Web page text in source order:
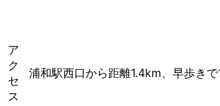
ア
ク
セ
ス
浦和駅西口から距離1.4km、早歩きで